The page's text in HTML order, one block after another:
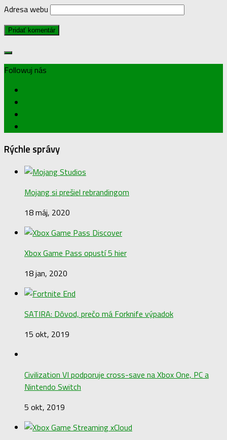
Adresa webu
Followuj nás
Rýchle správy
Mojang si prešiel rebrandingom
18 máj, 2020
Xbox Game Pass opustí 5 hier
18 jan, 2020
SATIRA: Dôvod, prečo má Forknife výpadok
15 okt, 2019
Civilization VI podporuje cross-save na Xbox One, PC a
Nintendo Switch
5 okt, 2019